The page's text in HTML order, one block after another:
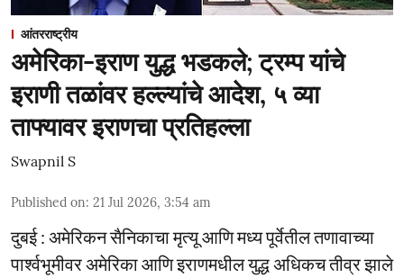
आंतरराष्ट्रीय
अमेरिका-इराण युद्ध भडकले; ट्रम्प यांचे
इराणी तळांवर हल्ल्यांचे आदेश, ५ व्या
ताफ्यावर इराणचा प्रतिहल्ला
Swapnil S
Published on: 21 Jul 2026, 3:54 am
दुबई : अमेरिकन सैनिकाचा मृत्यू आणि मध्य पूर्वेतील तणावाच्या
पार्श्वभूमीवर अमेरिका आणि इराणमधील युद्ध अधिकच तीव्र झाले